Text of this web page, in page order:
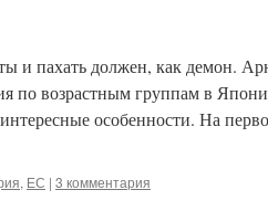
и пахать должен, как демон.
по возрастным группам в
особенности. На
, ЕС | 3 комментария